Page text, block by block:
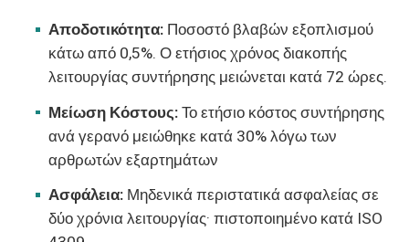
Αποδοτικότητα: Ποσοστό βλαβών εξοπλισμού
κάτω από 0,5%. Ο ετήσιος χρόνος διακοπής
λειτουργίας συντήρησης μειώνεται κατά 72 ώρες.
Μείωση Κόστους:Το ετήσιο κόστος συντήρησης
ανά γερανό μειώθηκε κατά 30% λόγω των
αρθρωτών εξαρτημάτων
Ασφάλεια: Μηδενικά περιστατικά ασφαλείας σε
δύο χρόνια λειτουργίας· πιστοποιημένο κατά ISO